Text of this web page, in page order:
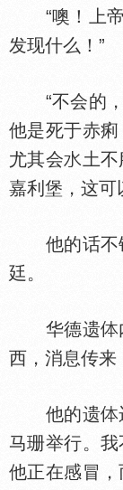
“噢！上帝
发现什么！”
“不会的，”
他是死于赤
尤其会
土
嘉利堡，这可
他的话不错
廷。
华德遗
西，消息传来
他的遗
马珊举行。
他正在感冒